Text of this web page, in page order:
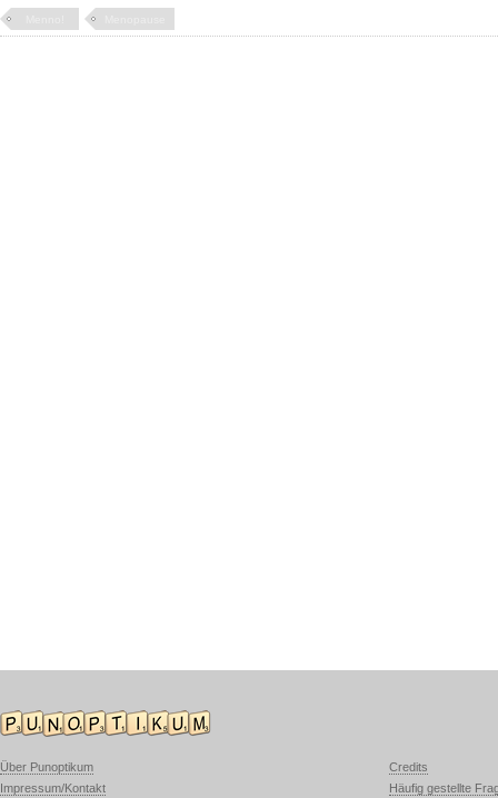
Über Punoptikum
Impressum/Kontakt
Credits
Häufig gestellte